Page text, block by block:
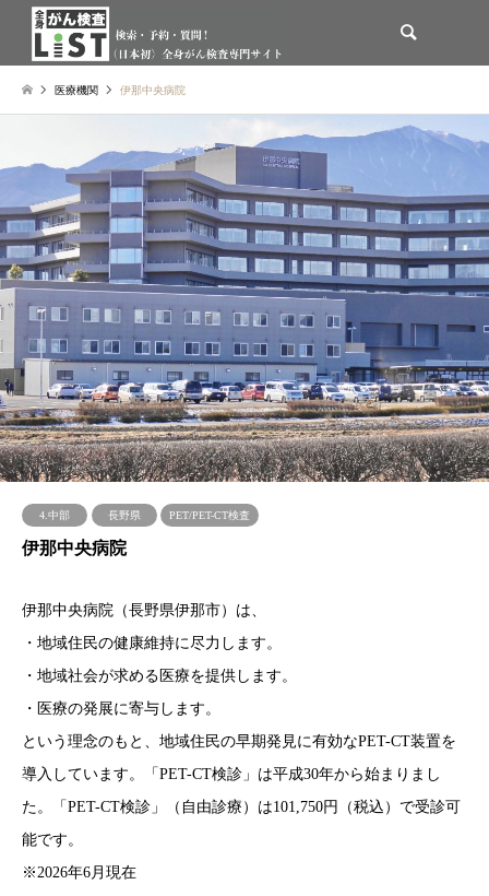
医療機関 伊那中央病院
4.中部 長野県 PET/PET-CT検査
伊那中央病院
伊那中央病院（長野県伊那市）は、
・地域住民の健康維持に尽力します。
・地域社会が求める医療を提供します。
・医療の発展に寄与します。
という理念のもと、地域住民の早期発見に有効なPET-CT装置を
導入しています。「PET-CT検診」は平成30年から始まりまし
た。「PET-CT検診」（自由診療）は101,750円（税込）で受診可
能です。
※2026年6月現在